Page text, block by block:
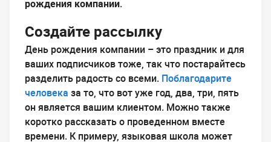
рождения компании.
Создайте рассылку
День рождения компании – это праздник и для
ваших подписчиков тоже, так что постарайтесь
разделить радость со всеми. Поблагодарите
человека за то, что вот уже год, два, три, пять
он является вашим клиентом. Можно также
коротко рассказать о проведенном вместе
времени. К примеру, языковая школа может